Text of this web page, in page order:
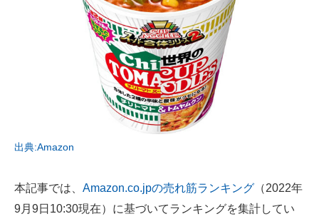
企業ITのトレンドを詳説
経営リーダーのコミュニティ
マーケ×ITの今がよく分かる
ITエンジニア向け専門サイト
企業向けIT製品の総合サイト
製造業のIT導入・活用を支援
出典:Amazon
本記事では、 Amazon.co.jpの売れ筋ランキング （2022年
9月9日10:30現在）に基づいてランキングを集計してい